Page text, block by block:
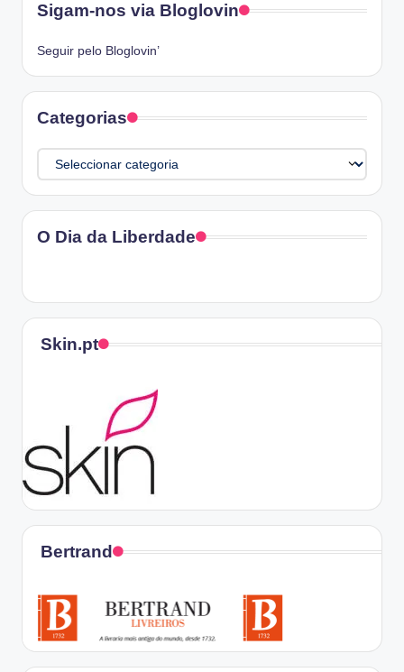
Sigam-nos via Bloglovin
Seguir pelo Bloglovin’
Categorias
Categorias
O Dia da Liberdade
Skin.pt
Bertrand